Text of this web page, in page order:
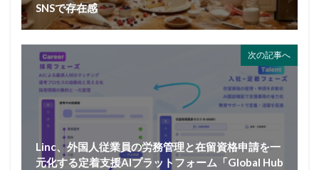
SNSで存在感
次の記事へ
Linc、外国人従業員の労務管理と在留資格申請を一
元化する定着支援AIプラットフォーム「Global Hub